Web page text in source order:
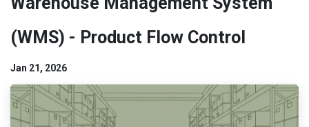
(WMS) - Product Flow Control
Jan 21, 2026